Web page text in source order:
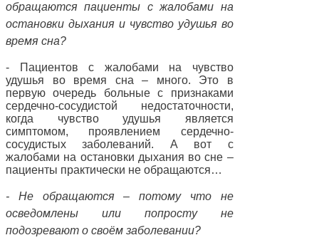
обращаются пациенты с жалобами на
остановки дыхания и чувство удушья во
время сна?
- Пациентов с жалобами на чувство
удушья во время сна – много. Это в
первую очередь больные с признаками
сердечно-сосудистой недостаточности,
когда чувство удушья является
симптомом, проявлением сердечно-
сосудистых заболеваний. А вот с
жалобами на остановки дыхания во сне –
пациенты практически не обращаются…
- Не обращаются – потому что не
осведомлены или попросту не
подозревают о своём заболевании?